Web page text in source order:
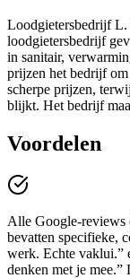
Loodgietersbedrijf
loodgietersbedrijf
in sanitair,
prijzen het bedrijf
scherpe prijzen,
blijkt. Het bedrijf
Voordelen
Alle Google-reviews
bevatten specifieke,
werk. Echte vaklui.”
denken met je